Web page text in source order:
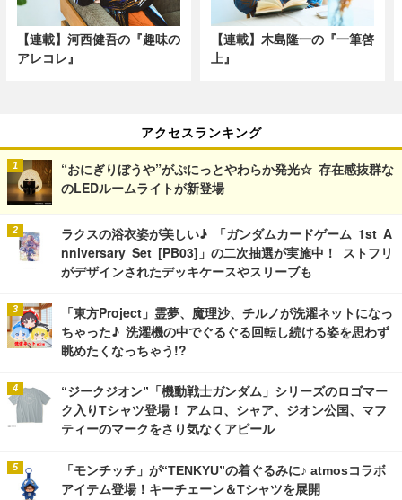
【連載】河西健吾の『趣味の
アレコレ』
【連載】木島隆一の『一筆啓
上』
アクセスランキング
“おにぎりぼうや”がぷにっとやわらか発光☆ 存在感抜群な
のLEDルームライトが新登場
ラクスの浴衣姿が美しい♪ 「ガンダムカードゲーム 1st A
nniversary Set [PB03]」の二次抽選が実施中！ ストフリ
がデザインされたデッキケースやスリーブも
「東方Project」霊夢、魔理沙、チルノが洗濯ネットになっ
ちゃった♪ 洗濯機の中でぐるぐる回転し続ける姿を思わず
眺めたくなっちゃう!?
“ジークジオン”「機動戦士ガンダム」シリーズのロゴマー
ク入りTシャツ登場！ アムロ、シャア、ジオン公国、マフ
ティーのマークをさり気なくアピール
「モンチッチ」が“TENKYU”の着ぐるみに♪ atmosコラボ
アイテム登場！キーチェーン＆Tシャツを展開